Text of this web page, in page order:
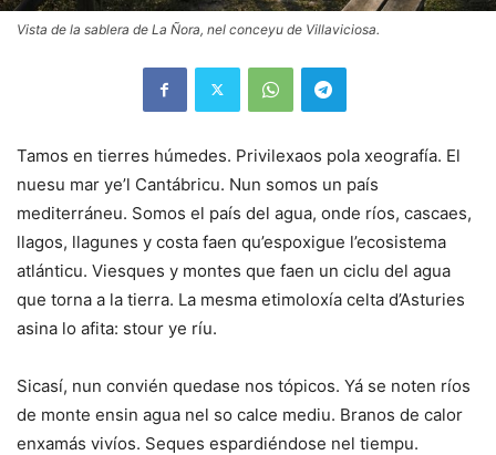
Vista de la sablera de La Ñora, nel conceyu de Villaviciosa.
Tamos en tierres húmedes. Privilexaos pola xeografía. El
nuesu mar ye’l Cantábricu. Nun somos un país
mediterráneu. Somos el país del agua, onde ríos, cascaes,
llagos, llagunes y costa faen qu’espoxigue l’ecosistema
atlánticu. Viesques y montes que faen un ciclu del agua
que torna a la tierra. La mesma etimoloxía celta d’Asturies
asina lo afita: stour ye ríu.
Sicasí, nun convién quedase nos tópicos. Yá se noten ríos
de monte ensin agua nel so calce mediu. Branos de calor
enxamás vivíos. Seques espardiéndose nel tiempu.